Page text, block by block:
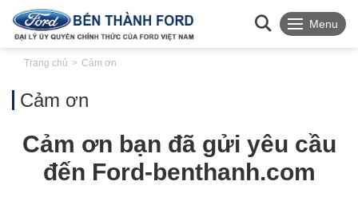
Menu
Trang chủ Cảm ơn
Cảm ơn
Cảm ơn bạn đã gửi yêu cầu
đến Ford-benthanh.com